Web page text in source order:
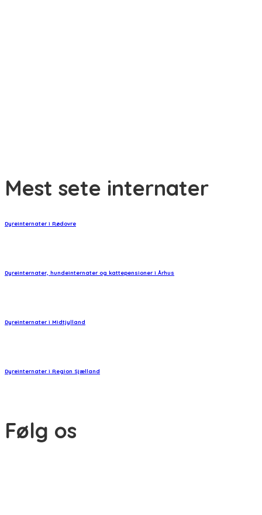
Mest sete internater
Dyreinternater i Rødovre
Dyreinternater, hundeinternater og kattepensioner i Århus
Dyreinternater i Midtjylland
Dyreinternater i Region Sjælland
Følg os